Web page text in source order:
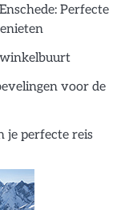
Perfecte
winkelbuurt
voor de
je perfecte reis